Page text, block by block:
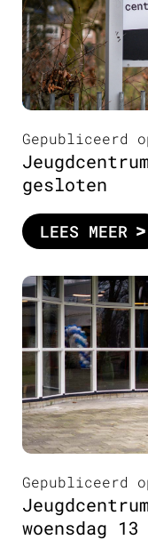
Gepubliceerd
gesloten
LEES MEER
Gepubliceerd
woensdag